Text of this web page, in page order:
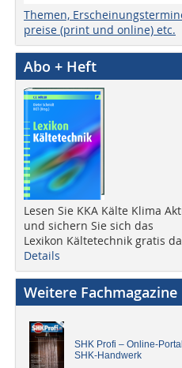
Themen,
preise (print und online) etc.
Abo + Heft
Lesen Sie KKA Kälte Klima
und sichern Sie sich das
Lexikon Kältetechnik gratis
Details
Weitere Fachmagazine
SHK Profi – Online-
SHK-Handwerk